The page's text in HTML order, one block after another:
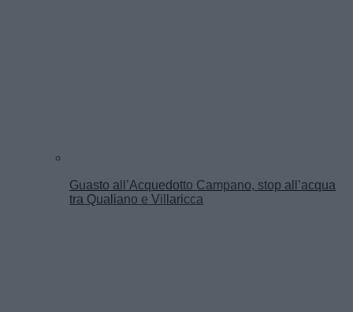
Guasto all’Acquedotto Campano, stop all’acqua
tra Qualiano e Villaricca